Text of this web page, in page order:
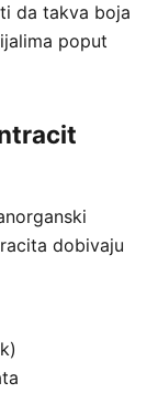
da takva boja
poput
dobivaju